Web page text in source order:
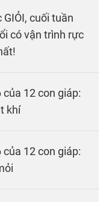
cuối tuần
có vận trình rực
12 con giáp:
khí
12 con giáp: